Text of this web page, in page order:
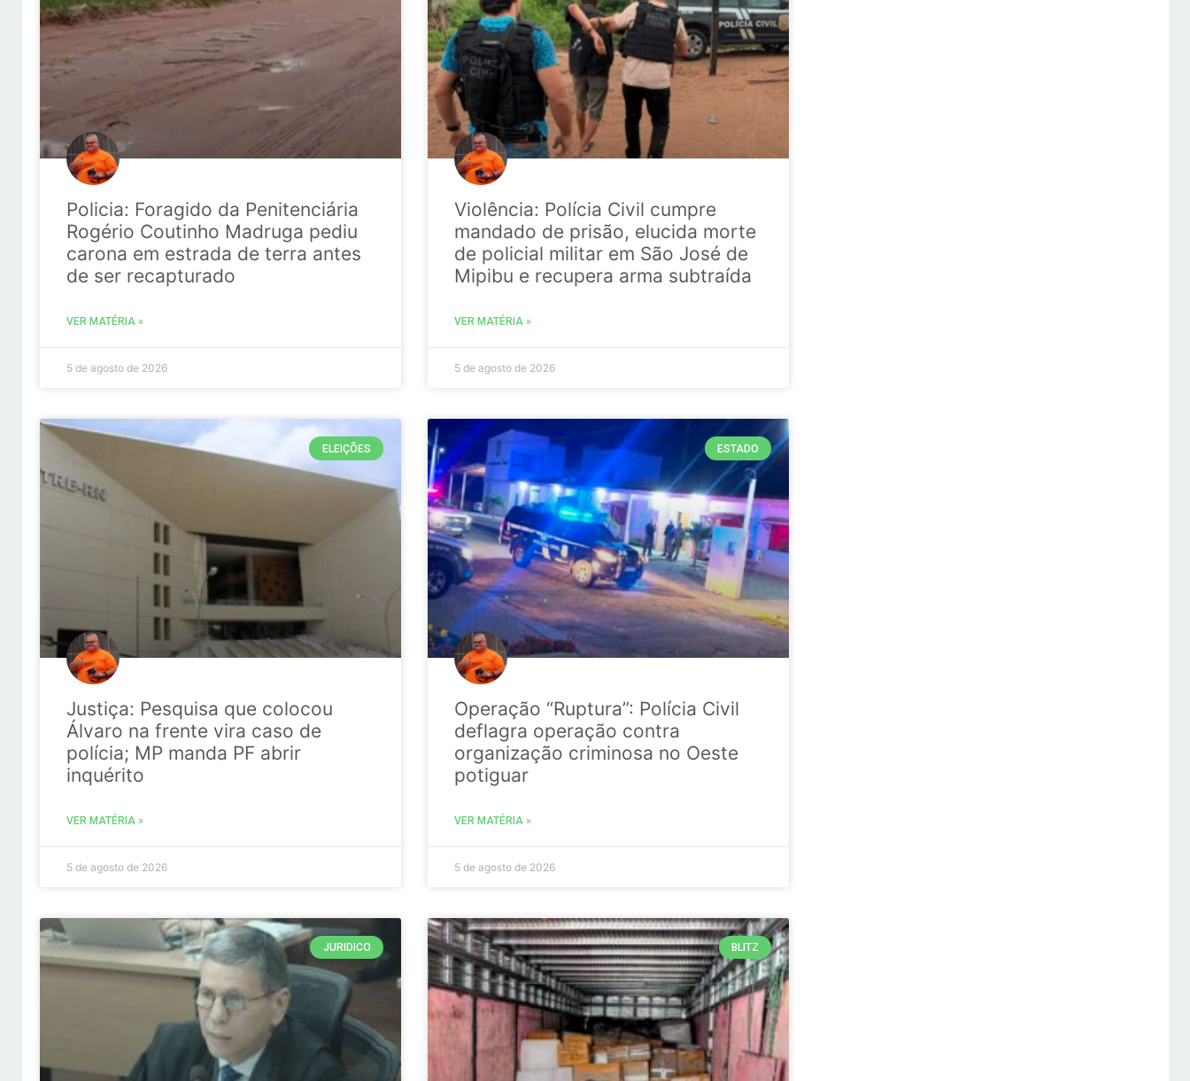
Policia: Foragido da Penitenciária
Rogério Coutinho Madruga pediu
carona em estrada de terra antes
de ser recapturado
VER MATÉRIA »
5 de agosto de 2026
Violência: Polícia Civil cumpre
mandado de prisão, elucida morte
de policial militar em São José de
Mipibu e recupera arma subtraída
VER MATÉRIA »
5 de agosto de 2026
ELEIÇÕES
Justiça: Pesquisa que colocou
Álvaro na frente vira caso de
polícia; MP manda PF abrir
inquérito
VER MATÉRIA »
5 de agosto de 2026
ESTADO
Operação “Ruptura”: Polícia Civil
deflagra operação contra
organização criminosa no Oeste
potiguar
VER MATÉRIA »
5 de agosto de 2026
JURIDICO BLITZ